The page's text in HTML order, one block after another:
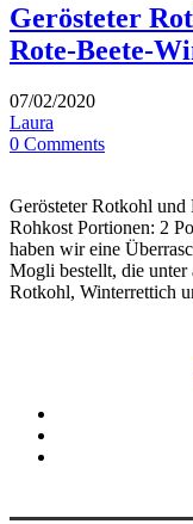
Gerösteter
Rote-Beete-
07/02/2020
Laura
0 Comments
Gerösteter Rotkohl
Rohkost Portionen: 2
haben wir eine
Mogli bestellt, die
Rotkohl, Winterrettich